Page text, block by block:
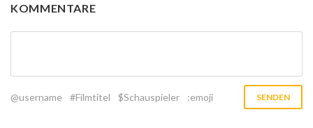
KOMMENTARE
@username #Filmtitel $Schauspieler :emoji